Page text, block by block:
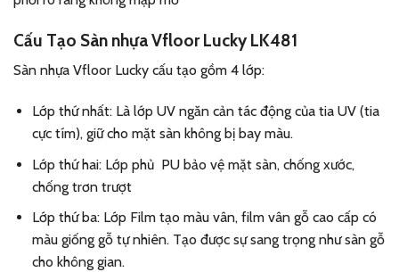
Cấu Tạo Sàn nhựa Vfloor Lucky LK481
Sàn nhựa Vfloor Lucky cấu tạo gồm 4 lớp:
Lớp thứ nhất: Là lớp UV ngăn cản tác động của tia UV (tia
cực tím), giữ cho mặt sàn không bị bay màu.
Lớp thứ hai: Lớp phủ PU bảo vệ mặt sàn, chống xước,
chống trơn trượt
Lớp thứ ba: Lớp Film tạo màu vân, film vân gỗ cao cấp có
màu giống gỗ tự nhiên. Tạo được sự sang trọng như sàn gỗ
cho không gian.